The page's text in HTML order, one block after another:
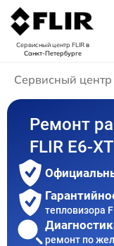
Сервисный центр FLIRв
Санкт-Петербурге
Сервисный центр
Ремонт
FLIR E6-XT
тепловизора
ремонт по